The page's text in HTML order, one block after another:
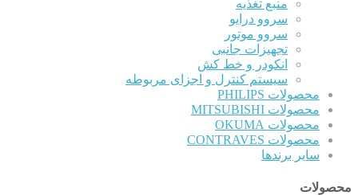
منبع تغذیه
سروو درایو
سروو موتور
تجهیزات جانبی
انکودر و خط کش
سیستم کنترل و اجزای مربوطه
محصولات PHILIPS
محصولات MITSUBISHI
محصولات OKUMA
محصولات CONTRAVES
سایر برندها
محصولات